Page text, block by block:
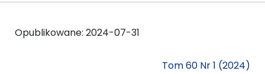
Opublikowane: 2024-07-31
Tom 60 Nr 1 (2024)